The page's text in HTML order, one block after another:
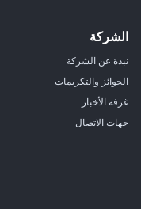
الشركة
نبذة عن الشركة
الجوائز والتكريمات
غرفة الأخبار
جهات الاتصال